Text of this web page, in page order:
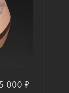
000 ₽